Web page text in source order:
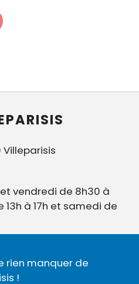
Villeparisis
vendredi de 8h30 à
13h à 17h et samedi de
rien manquer de
!